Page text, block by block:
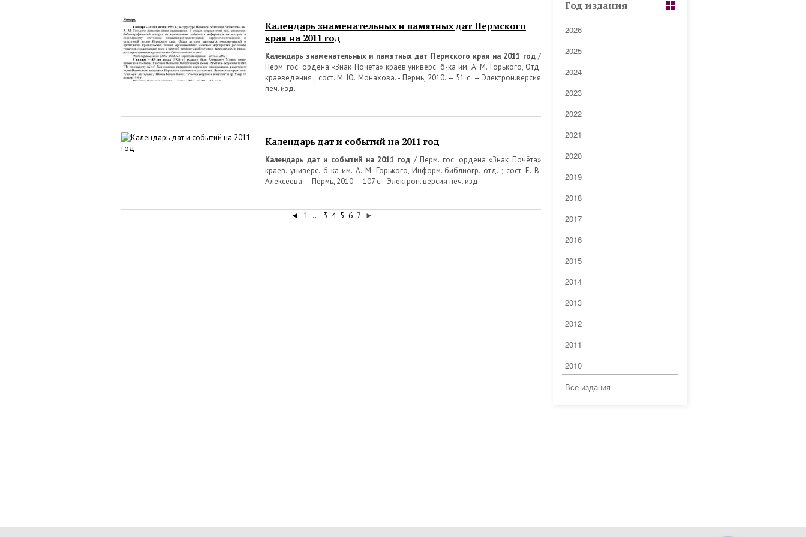
Календарь знаменательных и памятных дат Пермского
края на 2011 год
Календарь знаменательных и памятных дат Пермского края на 2011 год /
Перм. гос. ордена «Знак Почёта» краев.универс. б-ка им. А. М. Горького, Отд.
краеведения ; сост. М. Ю. Монахова. - Пермь, 2010. – 51 с. – Электрон.версия
печ. изд.
Календарь дат и событий на 2011 год
Календарь дат и событий на 2011 год / Перм. гос. ордена «Знак Почёта»
краев. универс. б-ка им. А. М. Горького, Информ.-библиогр. отд. ; сост. Е. В.
Алексеева. – Пермь, 2010. – 107 с.–Электрон. версия печ. изд.
◄ 1 ... 3 4 5 6 7 ►
Год издания
2026
2025
2024
2023
2022
2021
2020
2019
2018
2017
2016
2015
2014
2013
2012
2011
2010
Все издания